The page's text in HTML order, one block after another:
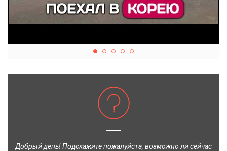
Добрый день! Подскажите пожалуйста, возможно ли сейчас